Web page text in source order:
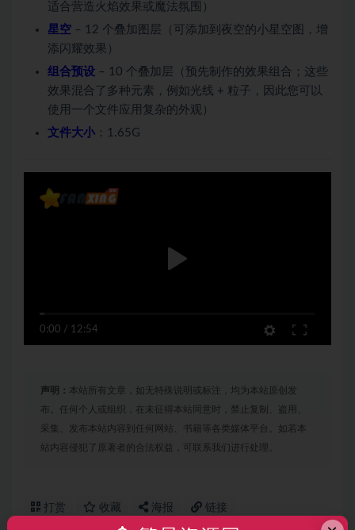
适合营造火焰效果或魔法氛围）
星空 – 12 个叠加图层（可添加到夜空的小星空图，增
添闪耀效果）
组合预设 – 10 个叠加层（预先制作的效果组合；这些
效果混合了多种元素，例如光线 + 粒子，因此您可以
使用一个文件应用复杂的外观）
文件大小 ：1.65G
0:00 / 12:54
声明： 本站所有文章，如无特殊说明或标注，均为本站原创发
布。任何个人或组织，在未征得本站同意时，禁止复制、盗用、
采集、发布本站内容到任何网站、书籍等各类媒体平台。如若本
站内容侵犯了原著者的合法权益，可联系我们进行处理。
打赏 收藏 海报 链接